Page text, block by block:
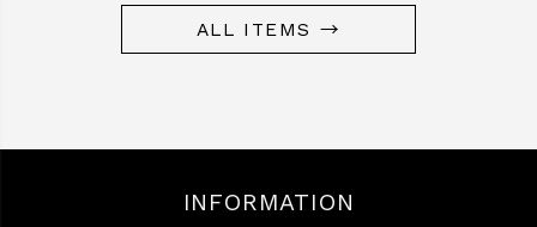
ALL ITEMS →
INFORMATION